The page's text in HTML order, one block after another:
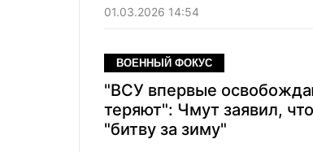
01.03.2026 14:54
ВОЕННЫЙ ФОКУС
"ВСУ впервые
теряют": Чмут заявил,
"битву за зиму"